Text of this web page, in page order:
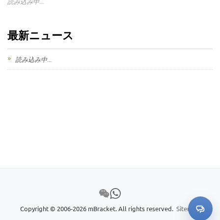
最新ニュース
読み込み中...
Copyright © 2006-2026 mBracket. All rights reserved. Sitemap